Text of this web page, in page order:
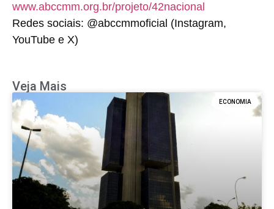
www.abccmm.org.br/projeto/42nacional
Redes sociais: @abccmmoficial (Instagram,
YouTube e X)
Veja Mais
ECONOMIA